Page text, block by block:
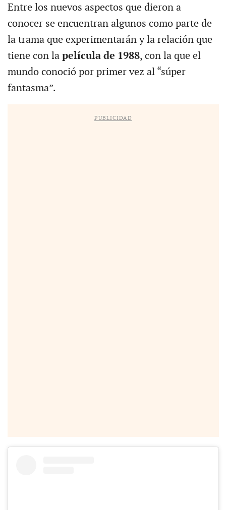
Entre los nuevos aspectos que dieron a
conocer se encuentran algunos como parte de
la trama que experimentarán y la relación que
tiene con lapelícula de 1988, con la que el
mundo conoció por primer vez al “súper
fantasma”.
PUBLICIDAD